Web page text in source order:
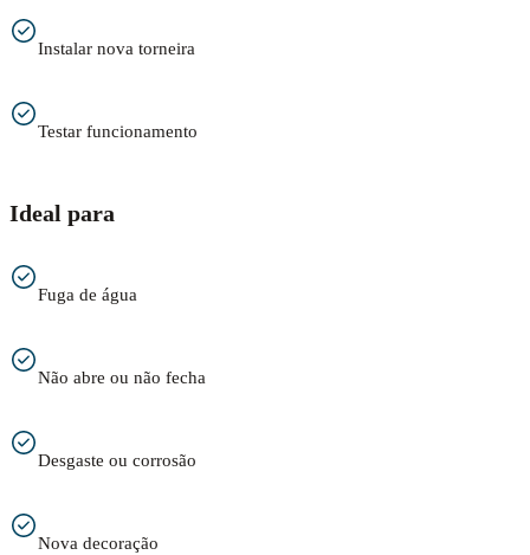
Instalar nova torneira
Testar funcionamento
Ideal para
Fuga de água
Não abre ou não fecha
Desgaste ou corrosão
Nova decoração